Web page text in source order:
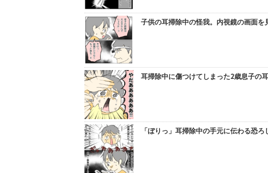
子供の耳掃除中の怪我。内視鏡の画面
耳掃除中に傷つけてしまった2歳息子の
「ぼりっ」耳掃除中の手元に伝わる恐